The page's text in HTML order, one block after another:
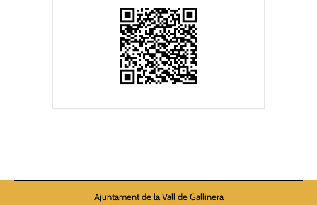
Ajuntament de la Vall de Gallinera